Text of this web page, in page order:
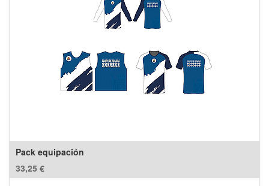
Pack equipación
33,25 €